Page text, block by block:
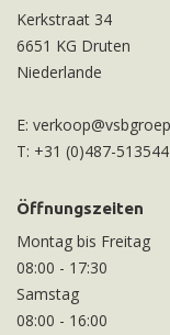
Kerkstraat 34
6651 KG Druten
Niederlande
E:
T: +31 (0)487-513544
Öffnungszeiten
Montag bis Freitag
08:00 - 17:30
Samstag
08:00 - 16:00